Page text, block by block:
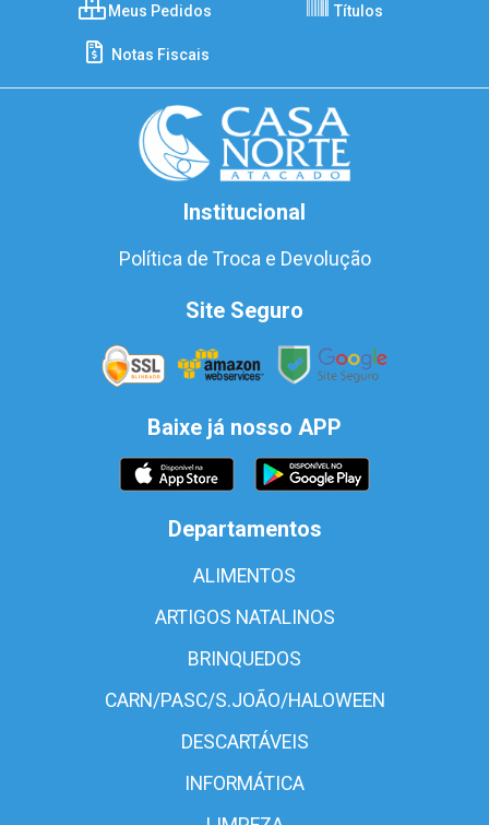
Meus Pedidos Títulos
Notas Fiscais
Institucional
Política de Troca e Devolução
Site Seguro
Baixe já nosso APP
Departamentos
ALIMENTOS
ARTIGOS NATALINOS
BRINQUEDOS
CARN/PASC/S.JOÃO/HALOWEEN
DESCARTÁVEIS
INFORMÁTICA